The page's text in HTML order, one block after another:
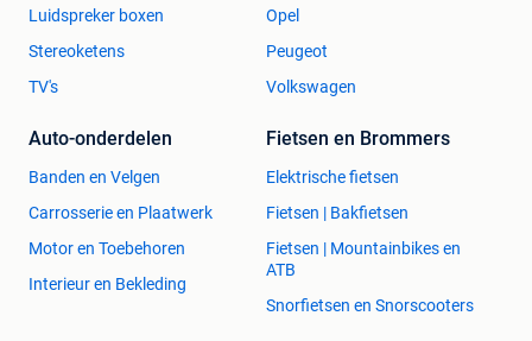
Luidspreker boxen
Stereoketens
TV's
Opel
Peugeot
Volkswagen
Auto-onderdelen
Banden en Velgen
Carrosserie en Plaatwerk
Motor en Toebehoren
Interieur en Bekleding
Fietsen en Brommers
Elektrische fietsen
Fietsen | Bakfietsen
Fietsen | Mountainbikes en
ATB
Snorfietsen en Snorscooters